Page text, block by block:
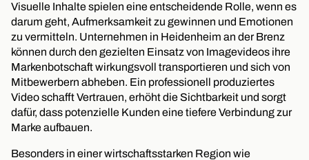
Visuelle Inhalte spielen eine entscheidende Rolle, wenn es
darum geht, Aufmerksamkeit zu gewinnen und Emotionen
zu vermitteln. Unternehmen in Heidenheim an der Brenz
können durch den gezielten Einsatz von Imagevideos ihre
Markenbotschaft wirkungsvoll transportieren und sich von
Mitbewerbern abheben. Ein professionell produziertes
Video schafft Vertrauen, erhöht die Sichtbarkeit und sorgt
dafür, dass potenzielle Kunden eine tiefere Verbindung zur
Marke aufbauen.
Besonders in einer wirtschaftsstarken Region wie